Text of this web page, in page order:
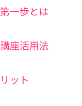
一歩とは
座活用法
ット